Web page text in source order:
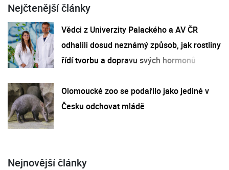
Nejčtenější články
Vědci z Univerzity Palackého a AV ČR
odhalili dosud neznámý způsob, jak rostliny
řídí tvorbu a dopravu svých hormonů
Olomoucké zoo se podařilo jako jediné v
Česku odchovat mládě
Nejnovější články